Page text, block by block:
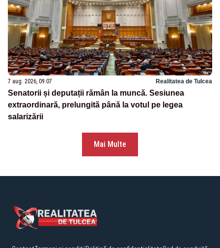
7 aug. 2026, 09:07 Realitatea de Tulcea
Senatorii și deputații rămân la muncă. Sesiunea
extraordinară, prelungită până la votul pe legea
salarizării
Mai Multe